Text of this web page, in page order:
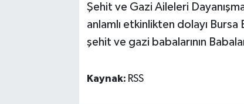
Şehit ve Gazi Aileleri
anlamlı etkinlikten dolayı
şehit ve gazi babalarının
Kaynak: RSS